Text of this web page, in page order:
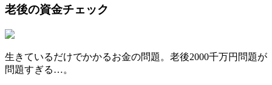
老後の資金チェック
生きているだけでかかるお金の問題。老後2000千万円問題が
問題すぎる…。